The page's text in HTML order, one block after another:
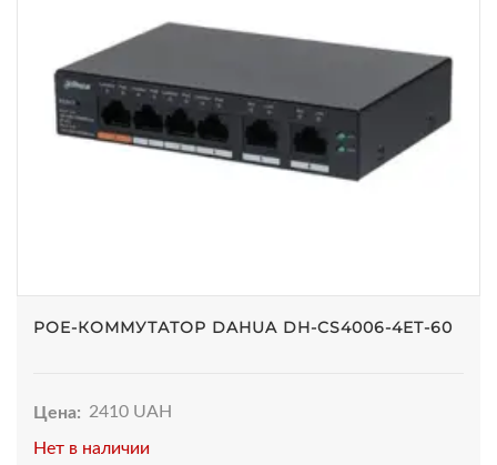
POE-КОММУТАТОР DAHUA DH-CS4006-4ET-60
Цена: 2410 UAH
Нет в наличии